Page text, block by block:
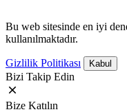
Bu web sitesinde en iyi
kullanılmaktadır.
Gizlilik Politikası Kabul
Bizi Takip Edin
Bize Katılın